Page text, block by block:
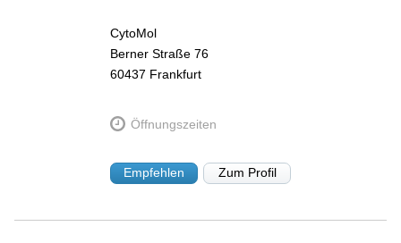
CytoMol
Berner Straße 76
60437 Frankfurt
Öffnungszeiten
Empfehlen Zum Profil